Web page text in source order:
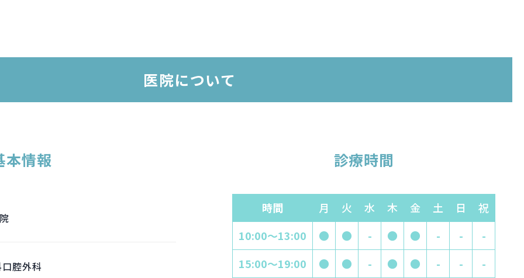
医院について
本情報
腔外科
診療時間
時間 月 火 水 木 金 土 日
祝
10:00～13:00
● ● - ● ● - -
-
15:00～19:00
● ● - ● ● - -
-